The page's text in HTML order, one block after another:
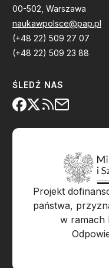
00-502, Warszawa
naukawpolsce@pap.pl
(+48 22) 509 27 07
(+48 22) 509 23 88
ŚLEDŹ NAS
Projekt
państwa,
w ramach